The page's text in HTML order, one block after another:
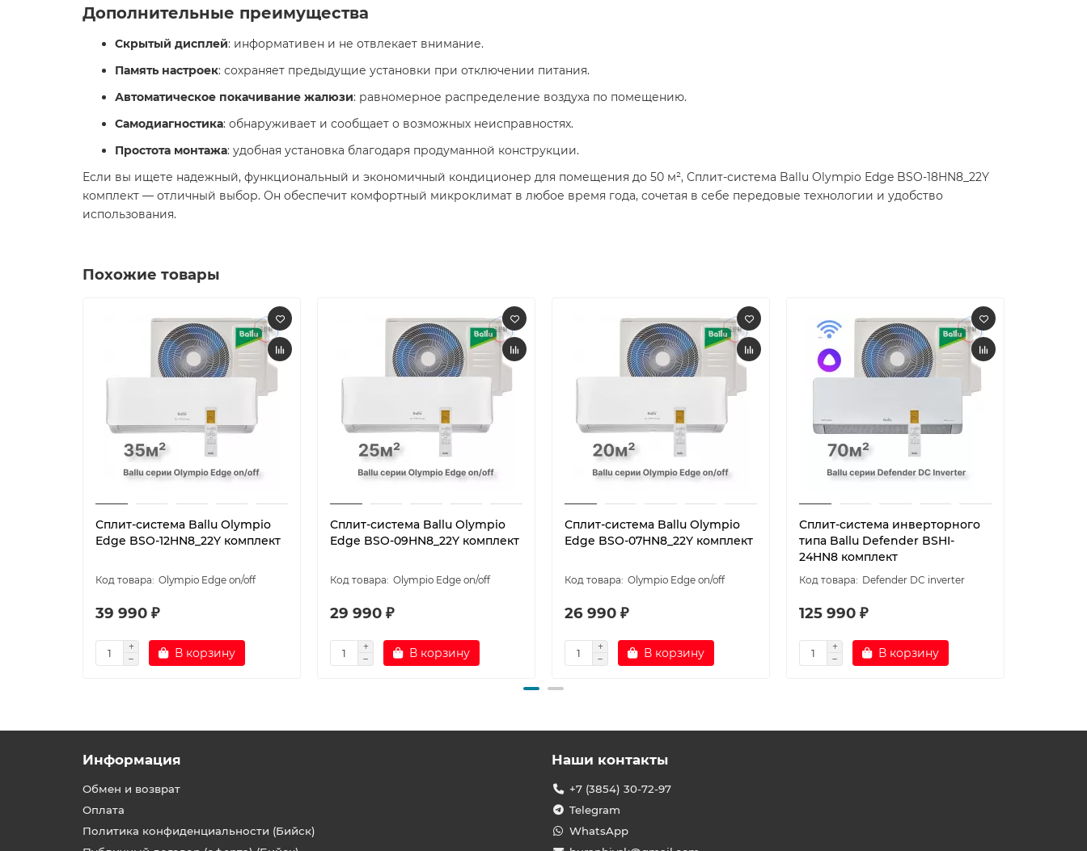
Дополнительные преимущества
Скрытый дисплей: информативен и не отвлекает внимание.
Память настроек: сохраняет предыдущие установки при отключении питания.
Автоматическое покачивание жалюзи: равномерное распределение воздуха по помещению.
Самодиагностика: обнаруживает и сообщает о возможных неисправностях.
Простота монтажа: удобная установка благодаря продуманной конструкции.​
Если вы ищете надежный, функциональный и экономичный кондиционер для помещения до 50 м², Сплит-система Ballu Olympio Edge BSO-18HN8_22Y
комплект — отличный выбор. Он обеспечит комфортный микроклимат в любое время года, сочетая в себе передовые технологии и удобство
использования.​
Похожие товары
Сплит-система Ballu Olympio
Edge BSO-12HN8_22Y комплект
Olympio Edge on/off
39 990 ₽
В корзину
Сплит-система Ballu Olympio
Edge BSO-09HN8_22Y комплект
Olympio Edge on/off
29 990 ₽
В корзину
Сплит-система Ballu Olympio
Edge BSO-07HN8_22Y комплект
Olympio Edge on/off
26 990 ₽
В корзину
Сплит-система инверторного
типа Ballu Defender BSHI-
24HN8 комплект
Defender DC inverter
125 990 ₽
В корзину
Информация
Обмен и возврат
Оплата
Политика конфиденциальности (Бийск)
Наши контакты
+7 (3854) 30-72-97
Telegram
WhatsApp